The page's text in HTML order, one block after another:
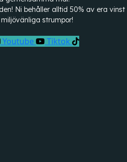
Ni behåller alltid 50% av era vinst
strumpor!
Youtube Tiktok